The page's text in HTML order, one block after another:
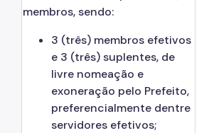
membros, sendo:
3 (três) membros efetivos
e 3 (três) suplentes, de
livre nomeação e
exoneração pelo Prefeito,
preferencialmente dentre
servidores efetivos;